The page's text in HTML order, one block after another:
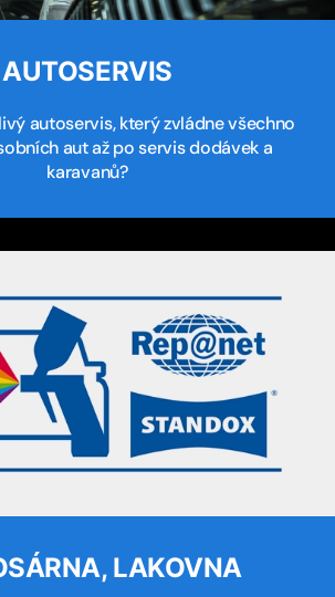
AUTOSERVIS
autoservis, který zvládne všechno
aut až po servis dodávek a
karavanů?
LAKOVNA